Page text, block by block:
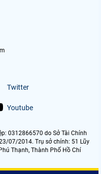
Twitter
Youtube
0312866570 do Sở Tài Chính
07/2014. Trụ sở chính: 51 Lũy
Thạnh, Thành Phố Hồ Chí